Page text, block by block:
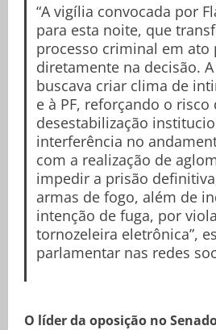
“A vigília convocada por
para esta noite, que
processo criminal em ato
diretamente na decisão.
buscava criar clima de
e à PF, reforçando o risco
desestabilização
interferência no
com a realização de
impedir a prisão
armas de fogo, além de
intenção de fuga, por
tornozeleira eletrônica”,
parlamentar nas redes
O líder da oposição no